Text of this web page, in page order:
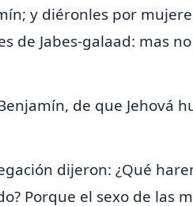
y diéronles por
de Jabes-galaad: mas
de que Jehová
dijeron: ¿Qué
Porque el sexo de las